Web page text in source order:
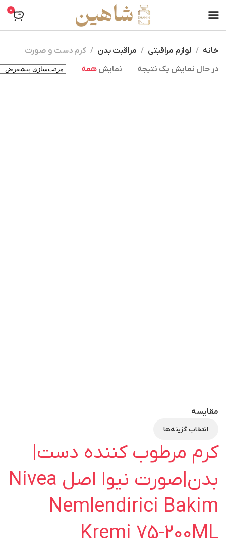
0
خانه لوازم مراقبتی مراقبت بدن
کرم دست و صورت
در حال نمایش یک نتیجه
نمایش همه
مقایسه
انتخاب گزینه‌ها
کرم مرطوب کننده دست|
بدن|صورت نیوا اصل Nivea
Nemlendirici Bakim
Kremi 75-200ML